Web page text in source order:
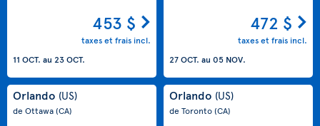
453 $
taxes et frais incl.
11 OCT. au 23 OCT.
472 $
taxes et frais incl.
27 OCT. au 05 NOV.
Orlando (US)
de Ottawa(CA)
Orlando (US)
de Toronto(CA)